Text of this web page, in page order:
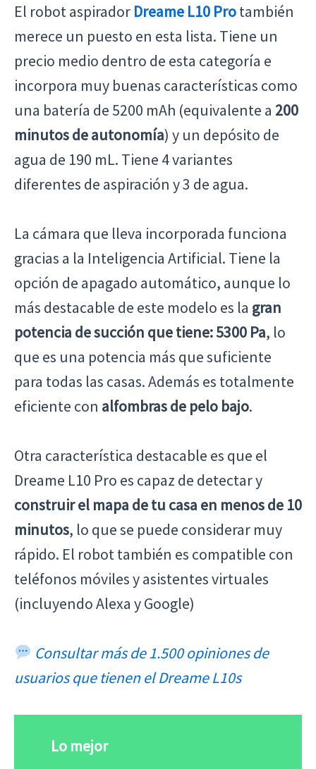
El robot aspirador Dreame L10 Protambién
merece un puesto en esta lista. Tiene un
precio medio dentro de esta categoría e
incorpora muy buenas características como
una batería de 5200 mAh (equivalente a 200
minutos de autonomía) y un depósito de
agua de 190 mL. Tiene 4 variantes
diferentes de aspiración y 3 de agua.
La cámara que lleva incorporada funciona
gracias a la Inteligencia Artificial. Tiene la
opción de apagado automático, aunque lo
más destacable de este modelo es la gran
potencia de succión que tiene: 5300 Pa, lo
que es una potencia más que suficiente
para todas las casas. Además es totalmente
eficiente con alfombras de pelo bajo.
Otra característica destacable es que el
Dreame L10 Pro es capaz de detectar y
construir el mapa de tu casa en menos de 10
minutos, lo que se puede considerar muy
rápido. El robot también es compatible con
teléfonos móviles y asistentes virtuales
(incluyendo Alexa y Google)
Consultar más de 1.500 opiniones de
usuarios que tienen el Dreame L10s
Lo mejor